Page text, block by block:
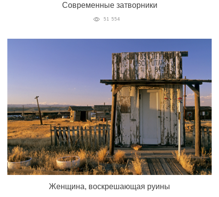
Современные затворники
51 554
Женщина, воскрешающая руины